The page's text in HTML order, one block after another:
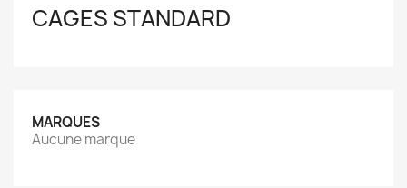
CAGES STANDARD
MARQUES
Aucune marque